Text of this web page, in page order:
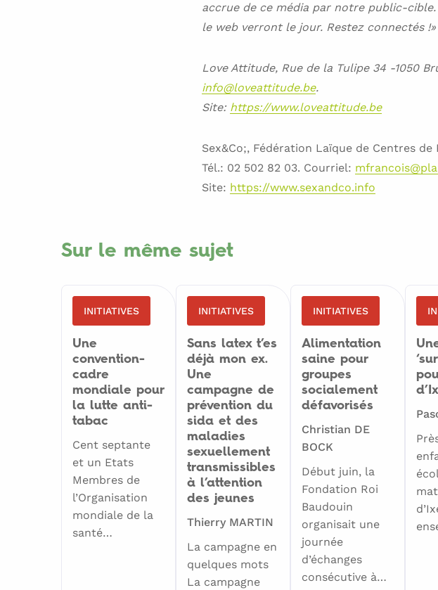
accrue de ce média par notre public-cible.
le web verront le jour. Restez connectés !»
Love Attitude, Rue de la Tulipe 34 -1050
info@loveattitude.be.
Site: https://www.loveattitude.be
Sex&Co;, Fédération Laïque de Centres
Tél.: 02 502 82 03. Courriel:
Site: https://www.sexandco.info
Sur le même sujet
INITIATIVES
Une
convention-
cadre
mondiale pour
la lutte anti-
tabac
Cent septante
et un Etats
Membres de
l’Organisation
mondiale de la
santé…
INITIATIVES
Sans latex t’es
déjà mon ex.
Une
campagne de
prévention du
sida et des
maladies
sexuellement
transmissibles
à l’attention
des jeunes
Thierry MARTIN
La campagne en
quelques mots
La campagne
INITIATIVES
Alimentation
saine pour
groupes
socialement
défavorisés
Christian DE
BOCK
Début juin, la
Fondation Roi
Baudouin
organisait une
journée
d’échanges
consécutive à…